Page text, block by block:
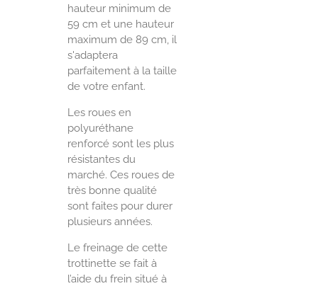
hauteur minimum de
59 cm et une hauteur
maximum de 89 cm, il
s'adaptera
parfaitement à la taille
de votre enfant.
Les roues en
polyuréthane
renforcé sont les plus
résistantes du
marché. Ces roues de
très bonne qualité
sont faites pour durer
plusieurs années.
Le freinage de cette
trottinette se fait à
l’aide du frein situé à